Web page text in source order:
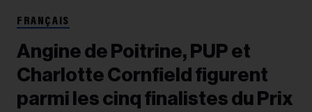
FRANÇAIS
Angine de Poitrine, PUP et
Charlotte Cornfield figurent
parmi les cinq finalistes du Prix